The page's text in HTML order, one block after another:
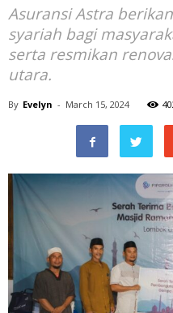
Asuransi Astra
syariah bagi
serta resmikan
utara.
By Evelyn - March 15, 2024